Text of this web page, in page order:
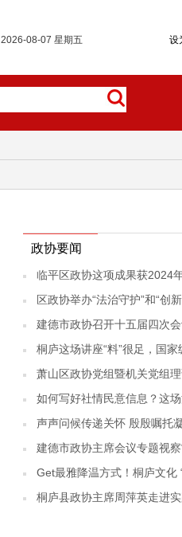
设
2026-08-07 星期五
政协要闻
临平区政协这项成果获2024
区政协举办“法治守护”和“创新
建德市政协召开十五届四次会
桐庐这场讲座“料”很足，国家
萧山区政协党组暨机关党组理
如何写好社情民意信息？这场
声声问候传递关怀 殷殷嘱托
建德市政协主席会议专题视察
Get最雅降温方式！桐庐文化
桐庐县政协主席周萍英走进实